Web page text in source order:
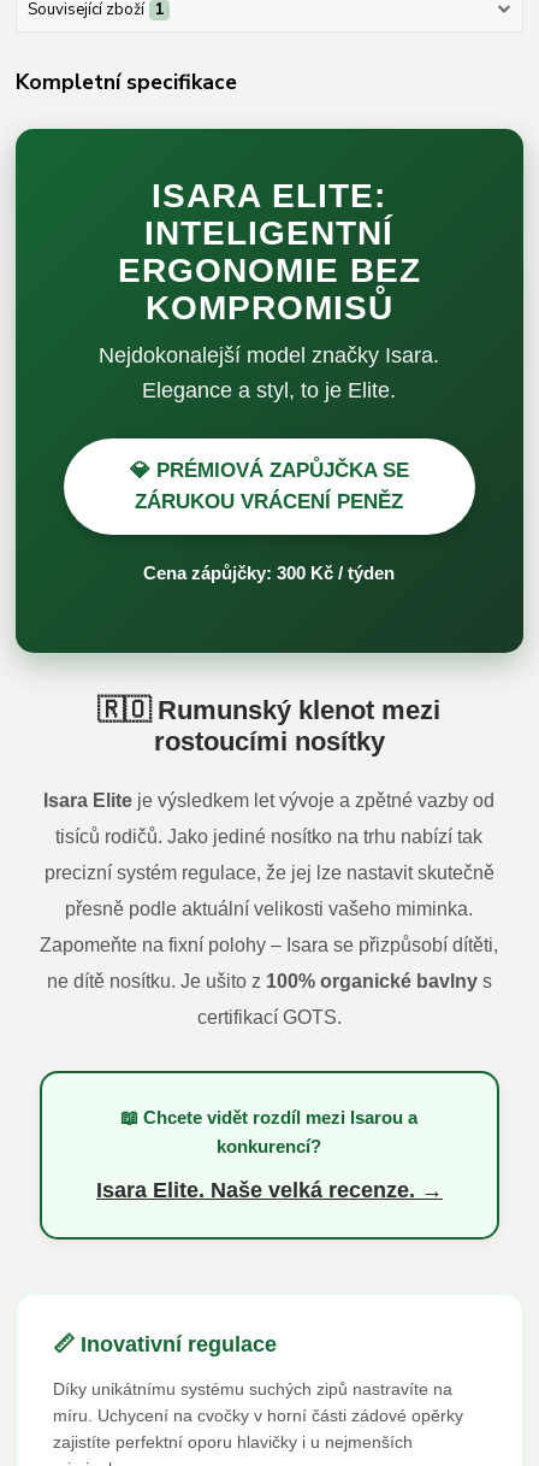
Související zboží 1
Kompletní specifikace
ISARA ELITE:
INTELIGENTNÍ
ERGONOMIE BEZ
KOMPROMISŮ
Nejdokonalejší model značky Isara.
Elegance a styl, to je Elite.
💎 PRÉMIOVÁ ZAPŮJČKA SE
ZÁRUKOU VRÁCENÍ PENĚZ
Cena zápůjčky: 300 Kč / týden
🇷🇴 Rumunský klenot mezi
rostoucími nosítky
Isara Elite je výsledkem let vývoje a zpětné vazby od
tisíců rodičů. Jako jediné nosítko na trhu nabízí tak
precizní systém regulace, že jej lze nastavit skutečně
přesně podle aktuální velikosti vašeho miminka.
Zapomeňte na fixní polohy – Isara se přizpůsobí dítěti,
ne dítě nosítku. Je ušito z 100% organické bavlnys
certifikací GOTS.
📖 Chcete vidět rozdíl mezi Isarou a
konkurencí?
Isara Elite. Naše velká recenze. →
📏 Inovativní regulace
Díky unikátnímu systému suchých zipů nastravíte na
míru. Uchycení na cvočky v horní části zádové opěrky
zajistíte perfektní oporu hlavičky i u nejmenších